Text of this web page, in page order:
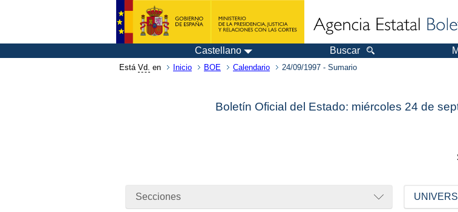
Castellano Buscar
Está Vd. en Inicio BOE Calendario 24/09/1997 - Sumario
Boletín Oficial del Estado: miércoles 24 de
Secciones